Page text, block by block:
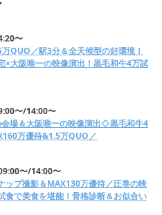
〜
QUO／駅3分＆全天候型の好環境！
×大阪唯一の映像演出！黒毛和牛4万試
〜/14:00〜
場＆大阪唯一の映像演出◇黒毛和牛4
万優待&1.5万QUO／
〜/14:00〜
プ撮影＆MAX130万優待／圧巻の映
食で美食を堪能！骨格診断＆お似合い